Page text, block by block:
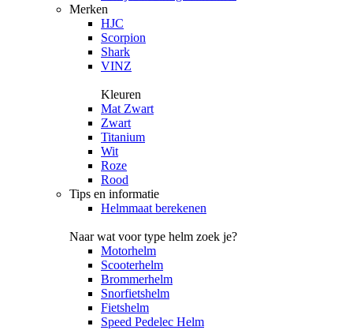
Merken
HJC
Scorpion
Shark
VINZ
Kleuren
Mat Zwart
Zwart
Titanium
Wit
Roze
Rood
Tips en informatie
Helmmaat berekenen
Naar wat voor type helm zoek je?
Motorhelm
Scooterhelm
Brommerhelm
Snorfietshelm
Fietshelm
Speed Pedelec Helm